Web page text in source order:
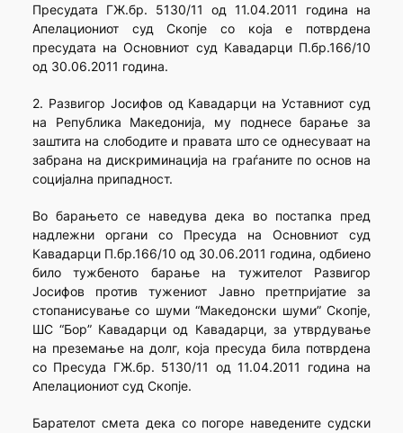
Пресудата ГЖ.бр. 5130/11 од 11.04.2011 година на
Апелациониот суд Скопје со која е потврдена
пресудата на Основниот суд Кавадарци П.бр.166/10
од 30.06.2011 година.
2. Развигор Јосифов од Кавадарци на Уставниот суд
на Република Македонија, му поднесе барање за
заштита на слободите и правата што се однесуваат на
забрана на дискриминација на граѓаните по основ на
социјална припадност.
Во барањето се наведува дека во постапка пред
надлежни органи со Пресуда на Основниот суд
Кавадарци П.бр.166/10 од 30.06.2011 година, одбиено
било тужбеното барање на тужителот Развигор
Јосифов против тужениот Јавно претпријатие за
стопанисување со шуми “Македонски шуми” Скопје,
ШС “Бор” Кавадарци од Кавадарци, за утврдување
на преземање на долг, која пресуда била потврдена
со Пресуда ГЖ.бр. 5130/11 од 11.04.2011 година на
Апелациониот суд Скопје.
Барателот смета дека со погоре наведените судски